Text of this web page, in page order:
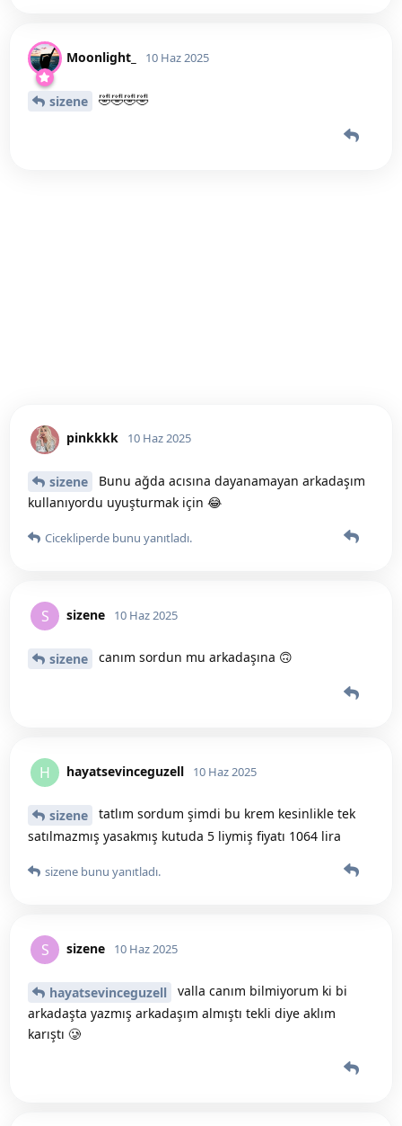
Moonlight_ 10 Haz 2025
sizene 🤣🤣🤣🤣
pinkkkk 10 Haz 2025
sizene
Bunu ağda acısına dayanamayan arkadaşım
kullanıyordu uyuşturmak için 😂
Cicekliperde bunu yanıtladı.
S sizene 10 Haz 2025
sizene canım sordun mu arkadaşına 🙃
H hayatsevinceguzell 10 Haz 2025
sizene
tatlım sordum şimdi bu krem kesinlikle tek
satılmazmış yasakmış kutuda 5 liymiş fiyatı 1064 lira
sizene bunu yanıtladı.
S sizene 10 Haz 2025
hayatsevinceguzell
valla canım bilmiyorum ki bi
arkadaşta yazmış arkadaşım almıştı tekli diye aklım
karıştı 🥲